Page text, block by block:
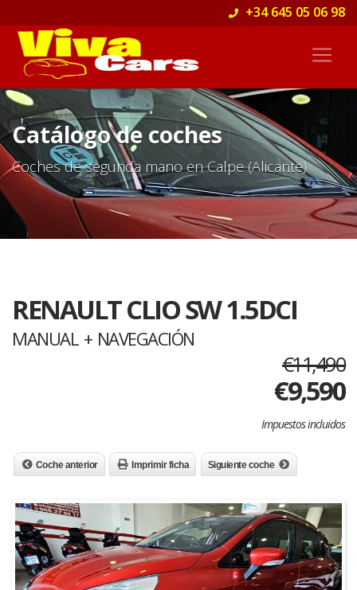
+34 645 05 06 98
Catálogo de coches
Coches de segunda mano en Calpe (Alicante)
RENAULT CLIO SW 1.5DCI
MANUAL + NAVEGACIÓN
€11,490
€9,590
Impuestos incluidos
Coche anterior Imprimir ficha Siguiente coche